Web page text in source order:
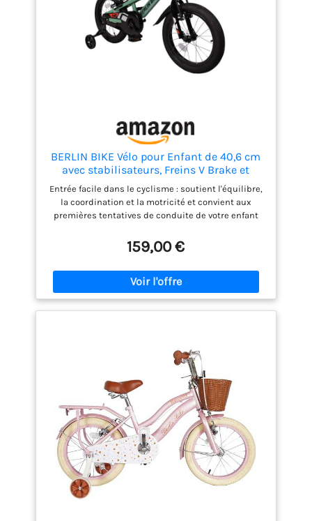
YOUIN produit et assemble ses e-bikes en Europe,
garantissant fiabilité, finitions de qualité et
responsabilité envers l'environnement
BERLIN BIKE Vélo pour Enfant de 40,6 cm
avec stabilisateurs, Freins V Brake et
Sonnette, vélo pour Enfants de 4 à 7 Ans,
avec Garde-Boue Avant et arrière (Vert)
Entrée facile dans le cyclisme : soutient l'équilibre,
la coordination et la motricité et convient aux
premières tentatives de conduite de votre enfant
frein fiable et de stabilisateurs stables pour un
contrôle optimal et une expérience de conduite
sûre Construction robuste et adaptée aux enfants :
le cadre durable et les pneus de 40,6 cm assurent
stabilité, durabilité et confort de conduite au
quotidien Équipement pratique pour un usage
chaque trajet Conçu à Berlin avec l'amour du détail :
ce vélo pour enfant allie design moderne et
fonctionnalité sophistiquée et convainc par son
aspect haut de gamme et sa facilité de
manipulation Convient aux enfants de 4 à 7 ans : le
vélo a été spécialement développé pour les enfants
âgés de 4 à 7 ans et offre une taille et un
équipement adaptés à l'âge Facile à utiliser avec
une seule vitesse : avec une seule vitesse, les
enfants peuvent se concentrer pleinement sur la
conduite et gagner en sécurité et en confiance
159,00 €